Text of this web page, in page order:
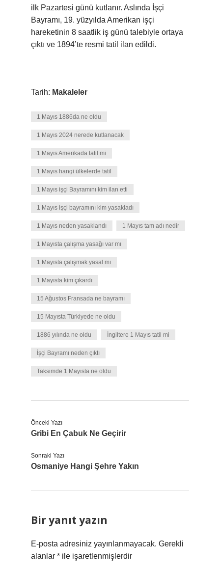
ilk Pazartesi günü kutlanır. Aslında İşçi
Bayramı, 19. yüzyılda Amerikan işçi
hareketinin 8 saatlik iş günü talebiyle ortaya
çıktı ve 1894’te resmi tatil ilan edildi.
Tarih: Makaleler
1 Mayıs 1886da ne oldu
1 Mayıs 2024 nerede kutlanacak
1 Mayıs Amerikada tatil mi
1 Mayıs hangi ülkelerde tatil
1 Mayıs işçi Bayramını kim ilan etti
1 Mayıs işçi bayramını kim yasakladı
1 Mayıs neden yasaklandı 1 Mayıs tam adı nedir
1 Mayısta çalışma yasağı var mı
1 Mayısta çalışmak yasal mı
1 Mayısta kim çıkardı
15 Ağustos Fransada ne bayramı
15 Mayısta Türkiyede ne oldu
1886 yılında ne oldu İngiltere 1 Mayıs tatil mi
İşçi Bayramı neden çıktı
Taksimde 1 Mayısta ne oldu
Önceki Yazı
Gribi En Çabuk Ne Geçirir
Sonraki Yazı
Osmaniye Hangi Şehre Yakın
Bir yanıt yazın
E-posta adresiniz yayınlanmayacak. Gerekli
alanlar * ile işaretlenmişlerdir